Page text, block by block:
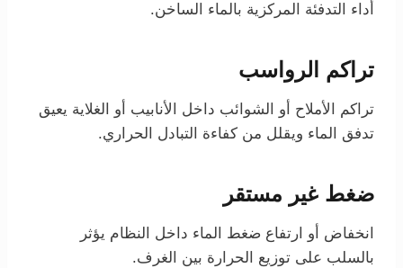
أداء التدفئة المركزية بالماء الساخن.
تراكم الرواسب
تراكم الأملاح أو الشوائب داخل الأنابيب أو الغلاية يعيق
تدفق الماء ويقلل من كفاءة التبادل الحراري.
ضغط غير مستقر
انخفاض أو ارتفاع ضغط الماء داخل النظام يؤثر
بالسلب على توزيع الحرارة بين الغرف.